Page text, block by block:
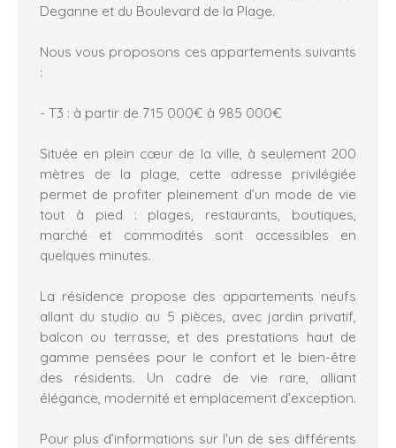
Deganne et du Boulevard de la Plage.
Nous vous proposons ces appartements suivants
:
- T3 : à partir de 715 000€ à 985 000€
Située en plein cœur de la ville, à seulement 200
mètres de la plage, cette adresse privilégiée
permet de profiter pleinement d’un mode de vie
tout à pied : plages, restaurants, boutiques,
marché et commodités sont accessibles en
quelques minutes.
La résidence propose des appartements neufs
allant du studio au 5 pièces, avec jardin privatif,
balcon ou terrasse, et des prestations haut de
gamme pensées pour le confort et le bien-être
des résidents. Un cadre de vie rare, alliant
élégance, modernité et emplacement d’exception.
Pour plus d’informations sur l'un de ses différents